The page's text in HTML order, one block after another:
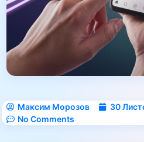
Максим Морозов 30
No Comments